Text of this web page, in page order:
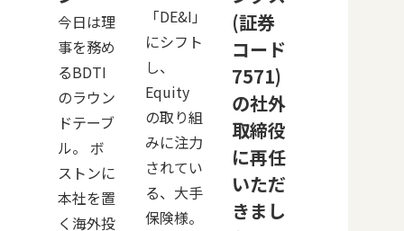
今日は理
事を務め
るBDTI
のラウン
ドテーブ
ル。 ボ
ストンに
本社を置
く海外投
「DE&I」
にシフト
し、
Equity
の取り組
みに注力
されてい
る、大手
保険様。
(証券
コード
7571)
の社外
取締役
に再任
いただ
きまし